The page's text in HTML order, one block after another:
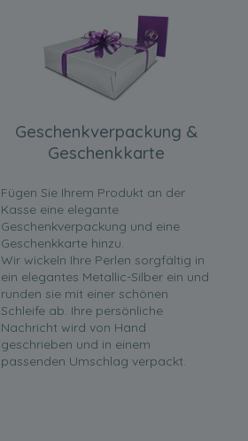
Geschenkverpackung &
Geschenkkarte
Fügen Sie Ihrem Produkt an der
Kasse eine elegante
Geschenkverpackung und eine
Geschenkkarte hinzu.
Wir wickeln Ihre Perlen sorgfältig in
ein elegantes Metallic-Silber ein und
runden sie mit einer schönen
Schleife ab. Ihre persönliche
Nachricht wird von Hand
geschrieben und in einem
passenden Umschlag verpackt.